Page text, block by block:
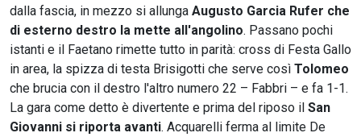
dalla fascia, in mezzo si allunga Augusto Garcia Rufer che
di esterno destro la mette all'angolino. Passano pochi
istanti e il Faetano rimette tutto in parità: cross di Festa Gallo
in area, la spizza di testa Brisigotti che serve così Tolomeo
che brucia con il destro l'altro numero 22 – Fabbri – e fa 1-1.
La gara come detto è divertente e prima del riposo il San
Giovanni si riporta avanti. Acquarelli ferma al limite De